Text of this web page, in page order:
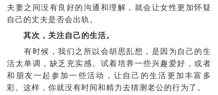
夫妻之间没有良好的沟通和理解，就会让女性更加怀疑
自己的丈夫是否会出轨。
其次，关注自己的生活。
有时候，我们之所以会胡思乱想，是因为自己的生
活太单调，缺乏充实感。试着培养一些兴趣爱好，或者
和朋友一起参加一些活动，让自己的生活更加丰富多
彩。这样，你就没有时间和精力去猜测老公的行为了。